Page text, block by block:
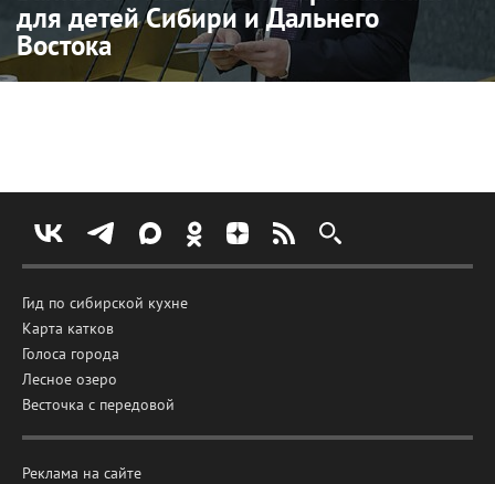
для детей Сибири и Дальнего
Востока
Гид по сибирской кухне
Карта катков
Голоса города
Лесное озеро
Весточка с передовой
Реклама на сайте